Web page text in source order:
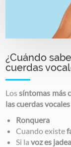
¿Cuándo
cuerdas
Los síntomas más
las cuerdas vocales
Ronquera
Cuando existe
Si lavoz es